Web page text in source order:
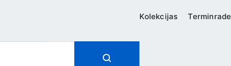
Kolekcijas Terminrade